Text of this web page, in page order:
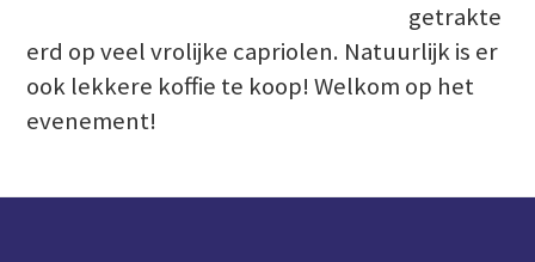
getrakte
erd op veel vrolijke capriolen. Natuurlijk is er
ook lekkere koffie te koop! Welkom op het
evenement!